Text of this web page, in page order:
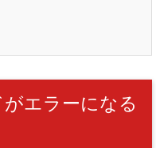
エラーになる